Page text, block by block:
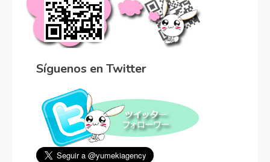
Síguenos en Twitter